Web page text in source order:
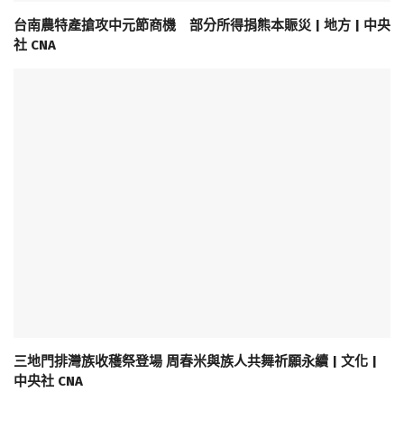
台南農特產搶攻中元節商機 部分所得捐熊本賑災 | 地方 | 中央
社 CNA
三地門排灣族收穫祭登場 周春米與族人共舞祈願永續 | 文化 |
中央社 CNA